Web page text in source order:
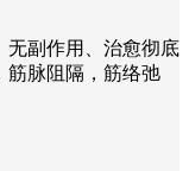
无副作用、治愈彻底
筋脉阻隔，筋络弛